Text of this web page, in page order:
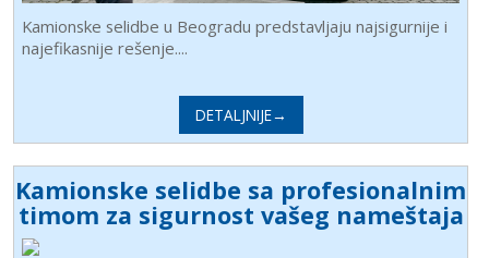
Kamionske selidbe u Beogradu predstavljaju najsigurnije i
najefikasnije rešenje....
DETALJNIJE→
Kamionske selidbe sa profesionalnim
timom za sigurnost vašeg nameštaja